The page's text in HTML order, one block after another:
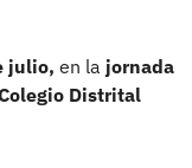
julio, en la jornada
Distrital